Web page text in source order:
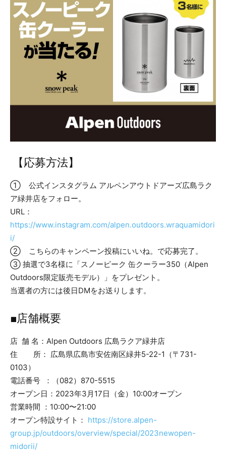
【応募方法】
① 公式インスタグラム アルペンアウトドアーズ広島ラク
ア緑井店をフォロー。
URL：
https://www.instagram.com/alpen.outdoors.wraquamidori
i/
② こちらのキャンペーン投稿にいいね。で応募完了。
③ 抽選で3名様に「スノーピーク 缶クーラー350（Alpen
Outdoors限定販売モデル）」をプレゼント。
当選者の方には後日DMをお送りします。
■店舗概要
店 舗 名：Alpen Outdoors 広島ラクア緑井店
住 所： 広島県広島市安佐南区緑井5-22-1（〒731-
0103）
電話番号 ：（082）870-5515
オープン日：2023年3月17日（金）10:00オープン
営業時間 ：10:00〜21:00
オープン特設サイト： https://store.alpen-
group.jp/outdoors/overview/special/2023newopen-
midorii/